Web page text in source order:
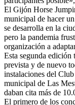
El Gijón Horse
municipal de hacer
se desarrolla en la
pero la pandemia
organización a
Esta segunda edición
prevista y de nuevo
instalaciones del
municipal de Las
daban cita más de
El primero de los